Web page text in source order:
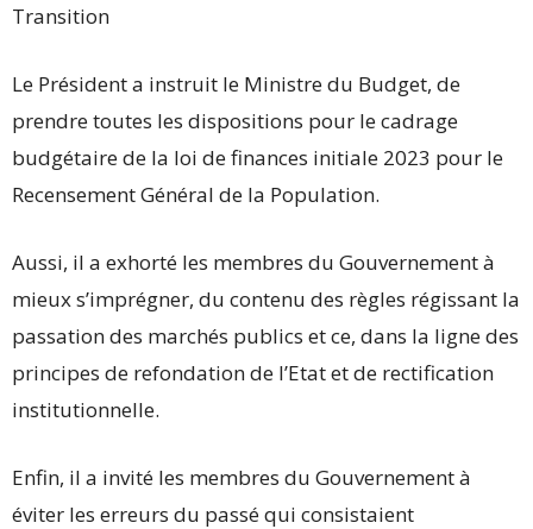
Transition
Le Président a instruit le Ministre du Budget, de
prendre toutes les dispositions pour le cadrage
budgétaire de la loi de finances initiale 2023 pour le
Recensement Général de la Population.
Aussi, il a exhorté les membres du Gouvernement à
mieux s’imprégner, du contenu des règles régissant la
passation des marchés publics et ce, dans la ligne des
principes de refondation de l’Etat et de rectification
institutionnelle.
Enfin, il a invité les membres du Gouvernement à
éviter les erreurs du passé qui consistaient